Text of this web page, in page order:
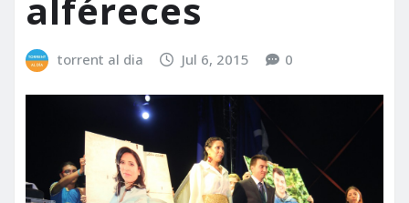
alféreces
torrent al dia Jul 6, 2015 0